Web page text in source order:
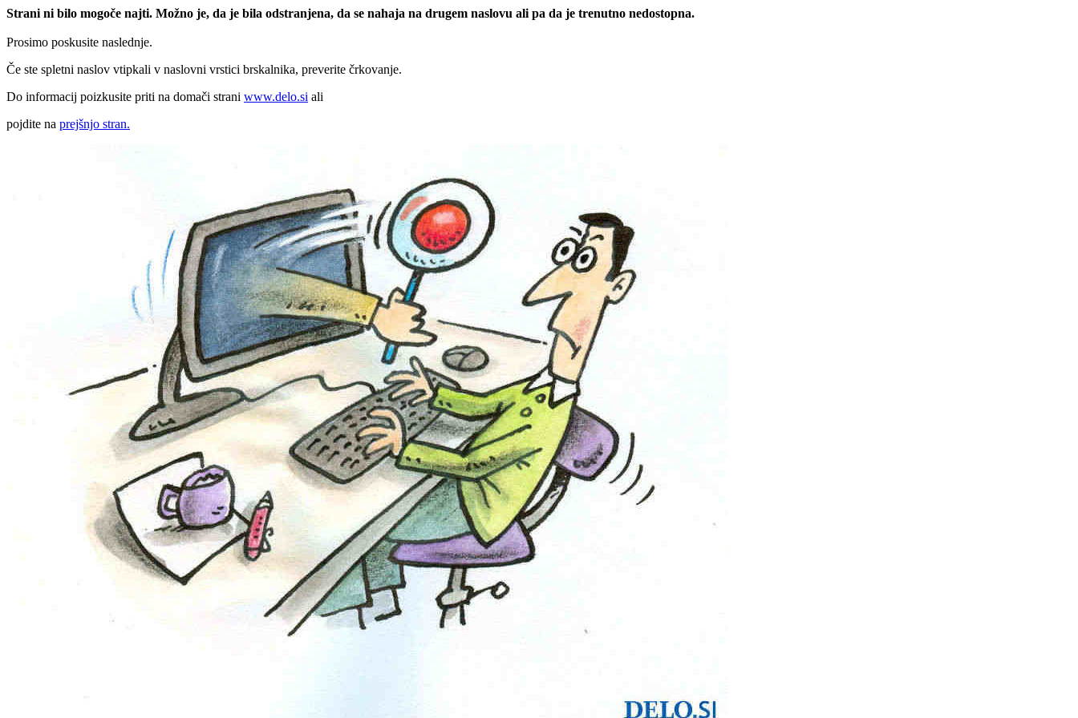
Strani ni bilo mogoče najti. Možno je, da je bila odstranjena, da se nahaja na drugem naslovu ali pa da je trenutno nedostopna.
Prosimo poskusite naslednje.
Če ste spletni naslov vtipkali v naslovni vrstici brskalnika, preverite črkovanje.
Do informacij poizkusite priti na domači strani www.delo.si ali
pojdite na prejšnjo stran.